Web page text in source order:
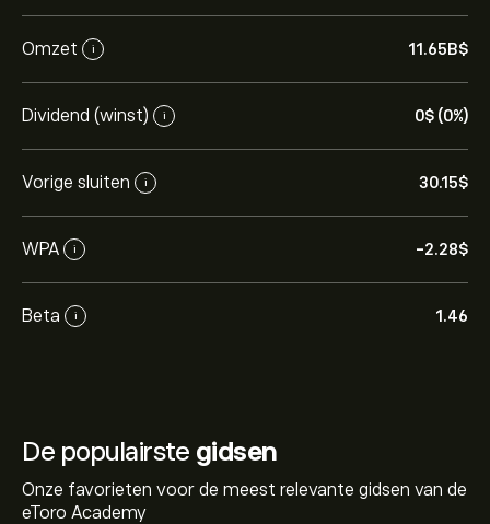
Omzet i 11.65B‎$‎
Dividend (winst) i 0‎$‎ (0%)
Vorige sluiten i 30.15‎$‎
WPA i -2.28‎$‎
Beta i 1.46
De populairste gidsen
Onze favorieten voor de meest relevante gidsen van de
eToro Academy